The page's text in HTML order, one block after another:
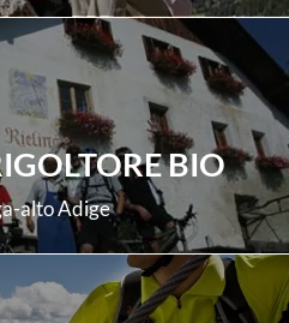
di più
BIO
alto Adige
di più